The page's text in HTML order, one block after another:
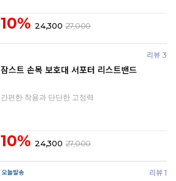
10% 24,300 27,000
리뷰 3
잠스트 손목 보호대 서포터 리스트밴드
간편한 착용과 단단한 고정력
10% 24,300 27,000
리뷰 1